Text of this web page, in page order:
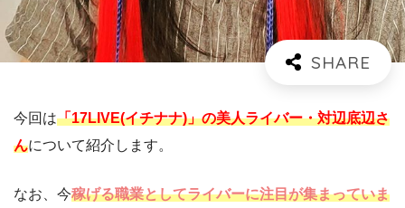
今回は「17LIVE(イチナナ)」の美人ライバー・対辺底辺さ
んについて紹介します。
なお、今稼げる職業としてライバーに注目が集まっていま